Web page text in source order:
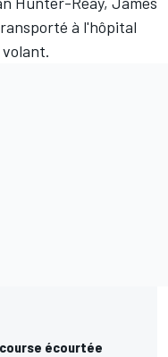
à l'hôpital
écourtée